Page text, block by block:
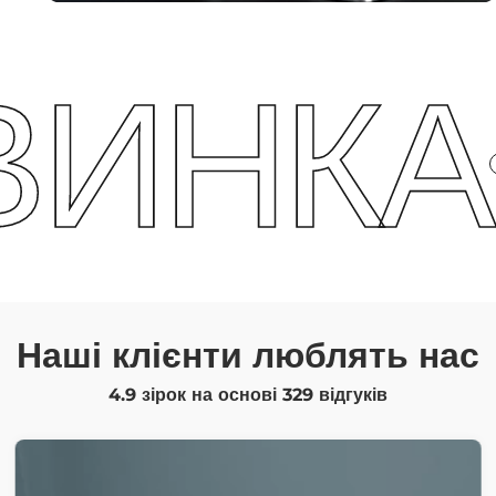
Наші клієнти люблять нас
4.9 зірок на основі 329 відгуків